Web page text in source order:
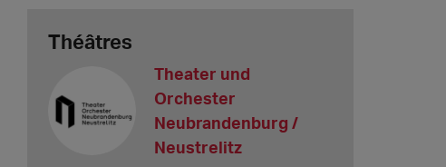
Théâtres
Theater und
Orchester
Neubrandenburg /
Neustrelitz